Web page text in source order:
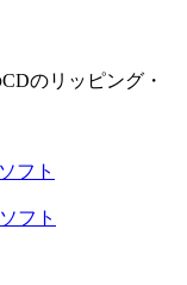
のリッピング・
フト
フト